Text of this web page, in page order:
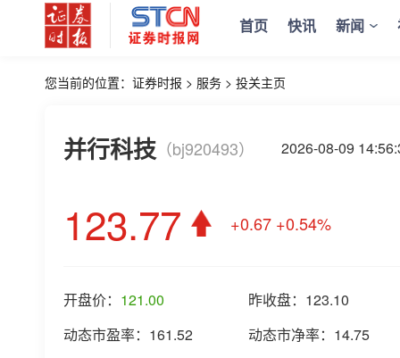
首页 快讯 新闻
您当前的位置： 证券时报 > 服务 > 投关主页
并行科技 （bj920493） 2026-08-09
123.77 +0.67 +0.54%
开盘价： 121.00 昨收盘： 123.10
动态市盈率： 161.52 动态市净率： 14.75